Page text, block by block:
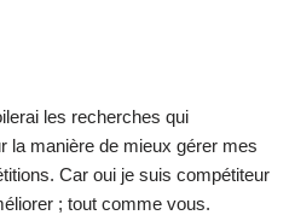
les recherches qui
la manière de mieux gérer mes
Car oui je suis compétiteur
; tout comme vous.